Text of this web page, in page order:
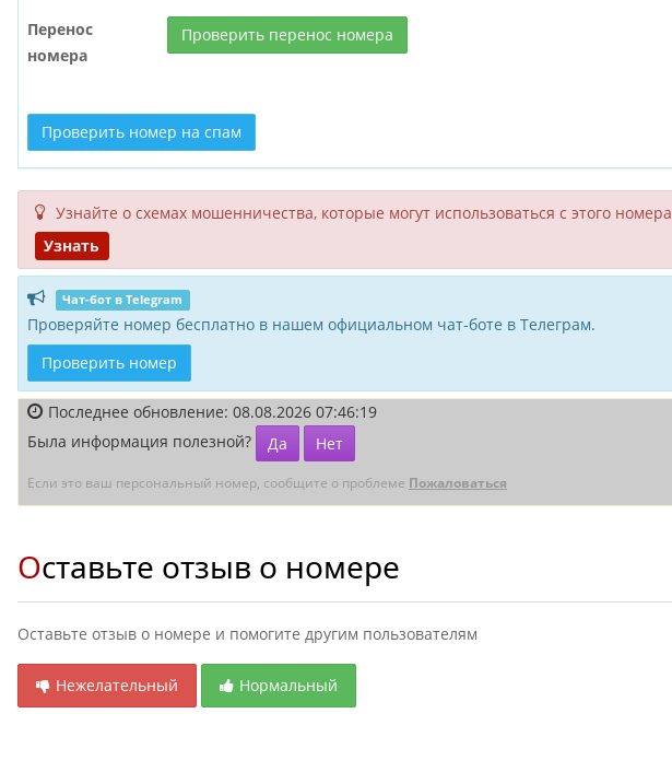
Перенос
номера
Проверить перенос номера
Проверить номер на спам
Узнайте о схемах мошенни­чества, кото­рые могут исполь­зоваться с этого номера
Узнать
Чат-бот в Telegram
Проверяйте номер бесплатно в нашем официальном чат-боте в Телеграм.
Проверить номер
Последнее обновление: 08.08.2026 07:46:19
Была информация полезной?
Да Нет
Если это ваш персональный номер, сообщите о проблеме Пожаловаться
Оставьте отзыв о номере
Оставьте отзыв о номере и помогите другим пользователям
Нежелательный Нормальный